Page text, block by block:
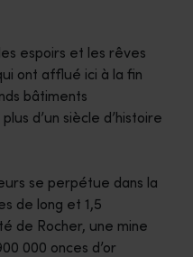
espoirs et les rêves
ont afflué ici à la fin
bâtiments
d’un siècle d’histoire
se perpétue dans la
de long et 1,5
de Rocher, une mine
000 onces d’or